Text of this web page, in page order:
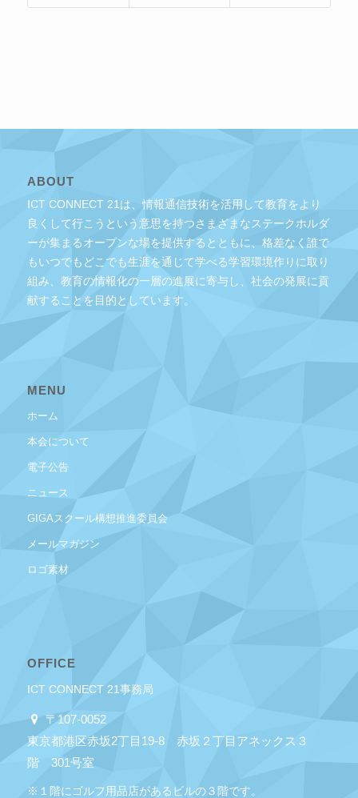
ABOUT
ICT CONNECT 21は、情報通信技術を活用して教育をより
良くして行こうという意思を持つさまざまなステークホルダ
ーが集まるオープンな場を提供するとともに、格差なく誰で
もいつでもどこでも生涯を通じて学べる学習環境作りに取り
組み、教育の情報化の一層の進展に寄与し、社会の発展に貢
献することを目的としています。
MENU
ホーム
本会について
電子公告
ニュース
GIGAスクール構想推進委員会
メールマガジン
ロゴ素材
OFFICE
ICT CONNECT 21事務局
〒107-0052
東京都港区赤坂2丁目19-8 赤坂２丁目アネックス３
階 301号室
※１階にゴルフ用品店があるビルの３階です。